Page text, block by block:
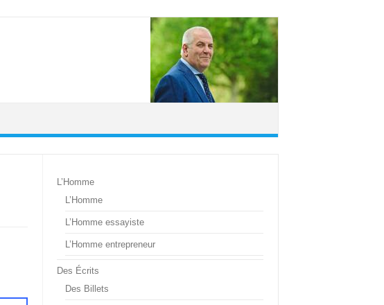
L’Homme
L’Homme
L’Homme essayiste
L’Homme entrepreneur
Des Écrits
Des Billets